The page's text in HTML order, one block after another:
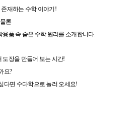
재하는 수학 이야기!
론
품 속 숨은 수학 원리를 소개합니다.
도장을 만들어 보는 시간!
요?
다면 수다학으로 놀러 오세요!